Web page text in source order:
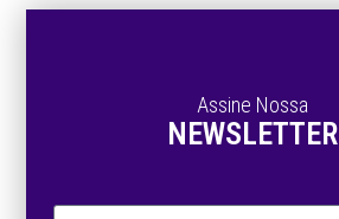
Assine Nossa
NEWSLETTER